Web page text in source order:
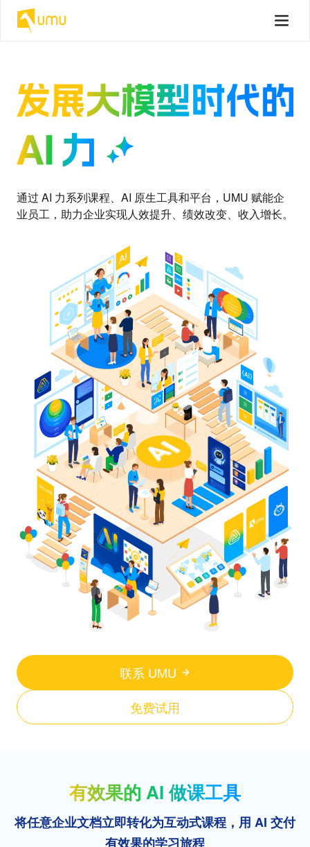
通过 AI 力系列课程、AI 原生工具和平台，UMU 赋能企
业员工，助力企业实现人效提升、绩效改变、收入增长。
联系 UMU
免费试用
有效果的 AI 做课工具
将任意企业文档立即转化为互动式课程，用 AI 交付
有效果的学习旅程